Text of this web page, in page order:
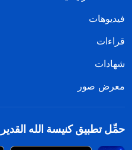
فيديوهات
قراءات
شهادات
معرض صور
حمِّل تطبيق كنيسة الله القدير